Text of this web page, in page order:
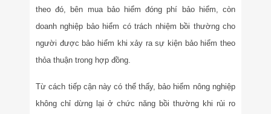
theo đó, bên mua bảo hiểm đóng phí bảo hiểm, còn
doanh nghiệp bảo hiểm có trách nhiệm bồi thường cho
người được bảo hiểm khi xảy ra sự kiện bảo hiểm theo
thỏa thuận trong hợp đồng.
Từ cách tiếp cận này có thể thấy, bảo hiểm nông nghiệp
không chỉ dừng lại ở chức năng bồi thường khi rủi ro